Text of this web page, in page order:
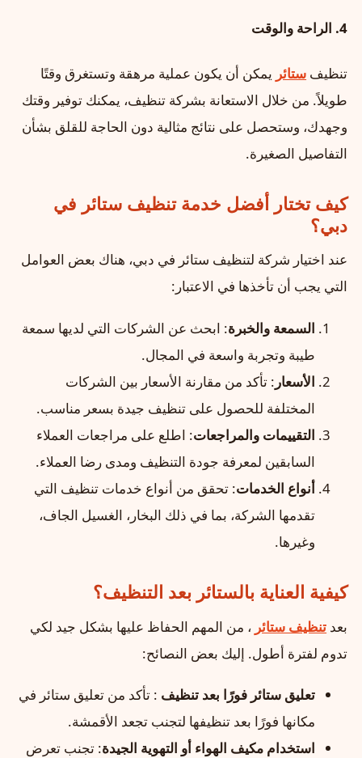
4. الراحة والوقت
تنظيف ستائر يمكن أن يكون عملية مرهقة وتستغرق وقتًا
طويلاً. من خلال الاستعانة بشركة تنظيف، يمكنك توفير وقتك
وجهدك، وستحصل على نتائج مثالية دون الحاجة للقلق بشأن
التفاصيل الصغيرة.
كيف تختار أفضل خدمة تنظيف ستائر في
دبي؟
عند اختيار شركة لتنظيف ستائر في دبي، هناك بعض العوامل
التي يجب أن تأخذها في الاعتبار:
السمعة والخبرة: ابحث عن الشركات التي لديها سمعة
طيبة وتجربة واسعة في المجال.
الأسعار : تأكد من مقارنة الأسعار بين الشركات
المختلفة للحصول على تنظيف جيدة بسعر مناسب.
التقييمات والمراجعات: اطلع على مراجعات العملاء
السابقين لمعرفة جودة التنظيف ومدى رضا العملاء.
أنواع الخدمات: تحقق من أنواع خدمات تنظيف التي
تقدمها الشركة، بما في ذلك البخار، الغسيل الجاف،
وغيرها.
كيفية العناية بالستائر بعد التنظيف؟
بعد تنظيف ستائر ، من المهم الحفاظ عليها بشكل جيد لكي
تدوم لفترة أطول. إليك بعض النصائح:
تعليق ستائر فورًا بعد تنظيف : تأكد من تعليق ستائر في
مكانها فورًا بعد تنظيفها لتجنب تجعد الأقمشة.
استخدام مكيف الهواء أو التهوية الجيدة: تجنب تعرض